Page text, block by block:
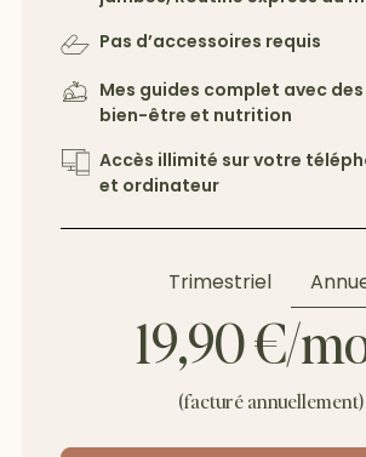
Pas d’accessoires requis
Mes guides complet avec
bien-être et nutrition
Accès illimité sur votre
et ordinateur
Trimestriel
19,90 €/
(facturé annuellement)